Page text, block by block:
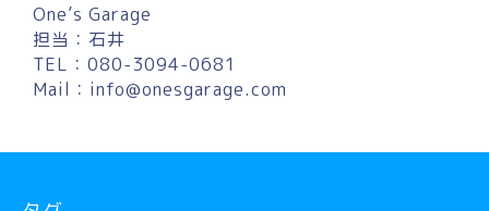
One’s Garage
担当：石井
TEL：080-3094-0681
Mail： info@onesgarage.com